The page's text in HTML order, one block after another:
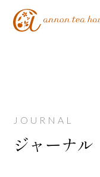
JOURNAL
ジャーナル